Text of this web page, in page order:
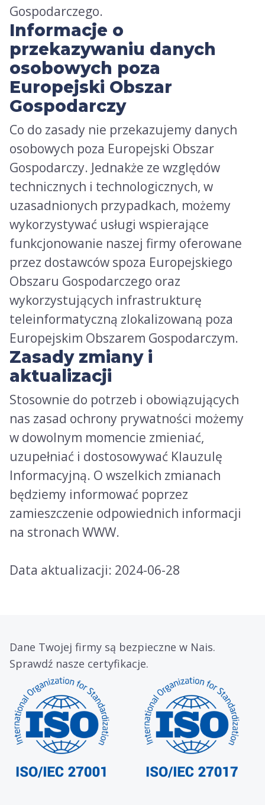
Gospodarczego.
Informacje o
przekazywaniu danych
osobowych poza
Europejski Obszar
Gospodarczy
Co do zasady nie przekazujemy danych
osobowych poza Europejski Obszar
Gospodarczy. Jednakże ze względów
technicznych i technologicznych, w
uzasadnionych przypadkach, możemy
wykorzystywać usługi wspierające
funkcjonowanie naszej firmy oferowane
przez dostawców spoza Europejskiego
Obszaru Gospodarczego oraz
wykorzystujących infrastrukturę
teleinformatyczną zlokalizowaną poza
Europejskim Obszarem Gospodarczym.
Zasady zmiany i
aktualizacji
Stosownie do potrzeb i obowiązujących
nas zasad ochrony prywatności możemy
w dowolnym momencie zmieniać,
uzupełniać i dostosowywać Klauzulę
Informacyjną. O wszelkich zmianach
będziemy informować poprzez
zamieszczenie odpowiednich informacji
na stronach WWW.
Data aktualizacji: 2024-06-28
Dane Twojej firmy są bezpieczne w Nais.
Sprawdź nasze certyfikacje.